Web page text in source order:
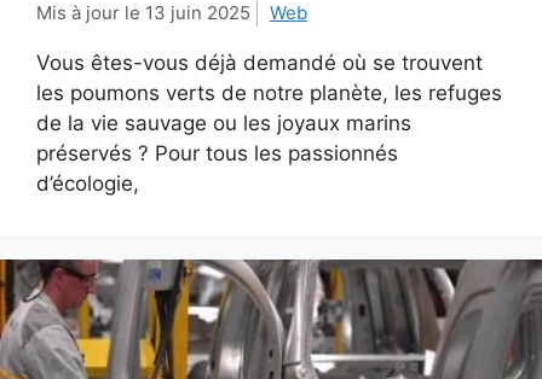
13 juin 2025 Web
Vous êtes-vous déjà demandé où se trouvent
les poumons verts de notre planète, les refuges
de la vie sauvage ou les joyaux marins
préservés ? Pour tous les passionnés
d’écologie,